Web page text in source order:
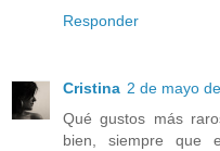
Responder
Cristina 2 de mayo
Qué gustos más
bien, siempre que